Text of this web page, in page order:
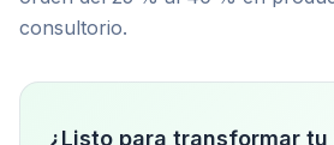
consultorio.
¿Listo para transformar